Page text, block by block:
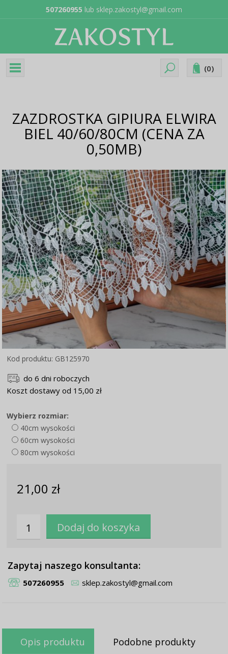
507260955 lub sklep.zakostyl@gmail.com
(0)
ZAZDROSTKA GIPIURA ELWIRA
BIEL 40/60/80CM (CENA ZA
0,50MB)
Kod produktu: GB125970
do 6 dni roboczych
Koszt dostawy od 15,00 zł
Wybierz rozmiar:
40cm wysokości
60cm wysokości
80cm wysokości
21,00 zł
Zapytaj naszego konsultanta:
507260955 sklep.zakostyl@gmail.com
Opis produktu Podobne produkty